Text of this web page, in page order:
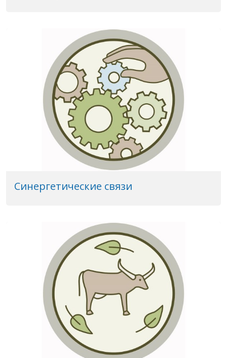
Синергетические связи